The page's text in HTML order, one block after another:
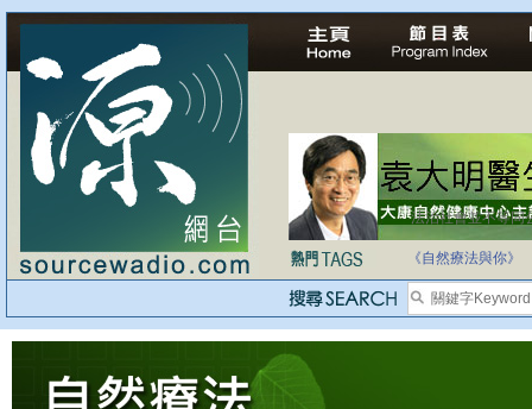
法治社會並不等同
《自然療法與你》